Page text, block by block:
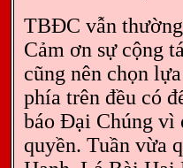
TBĐC vẫn
Cảm ơn sự cộng
cũng nên chọn
phía trên đều có
báo Đại Chúng vì
quyền. Tuần vừa